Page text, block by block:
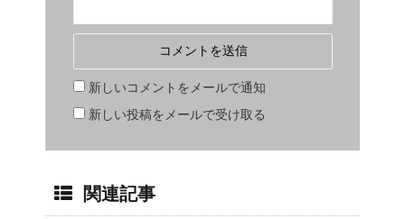
新しいコメントをメールで通知
新しい投稿をメールで受け取る
関連記事